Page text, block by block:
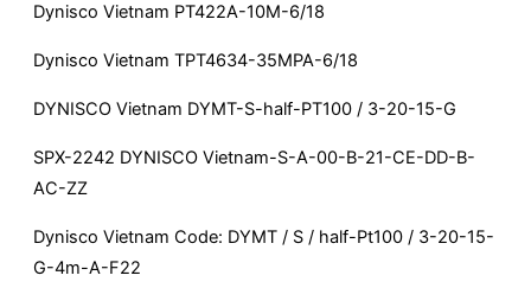
Dynisco Vietnam PT422A-10M-6/18
Dynisco Vietnam TPT4634-35MPA-6/18
DYNISCO Vietnam DYMT-S-half-PT100 / 3-20-15-G
SPX-2242 DYNISCO Vietnam-S-A-00-B-21-CE-DD-B-
AC-ZZ
Dynisco Vietnam Code: DYMT / S / half-Pt100 / 3-20-15-
G-4m-A-F22